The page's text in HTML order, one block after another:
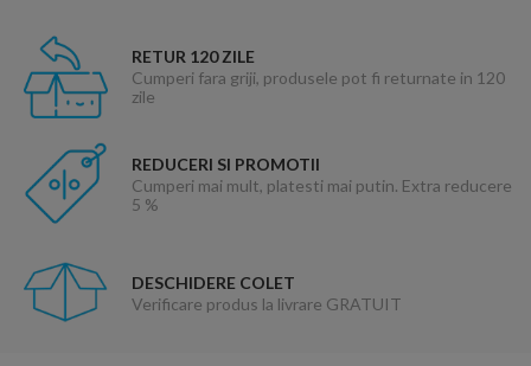
RETUR 120 ZILE
Cumperi fara griji, produsele pot fi returnate in 120
zile
REDUCERI SI PROMOTII
Cumperi mai mult, platesti mai putin. Extra reducere
5 %
DESCHIDERE COLET
Verificare produs la livrare GRATUIT